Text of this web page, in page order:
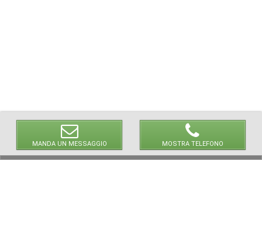
MANDA UN MESSAGGIO MOSTRA TELEFONO